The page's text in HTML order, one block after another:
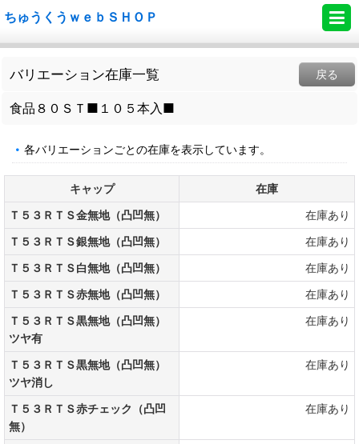
ちゅうくうｗｅｂＳＨＯＰ
バリエーション在庫一覧 戻る
食品８０ＳＴ■１０５本入■
各バリエーションごとの在庫を表示しています。
キャップ
在庫
Ｔ５３ＲＴＳ金無地（凸凹無）
在庫あり
Ｔ５３ＲＴＳ銀無地（凸凹無）
在庫あり
Ｔ５３ＲＴＳ白無地（凸凹無）
在庫あり
Ｔ５３ＲＴＳ赤無地（凸凹無）
在庫あり
Ｔ５３ＲＴＳ黒無地（凸凹無）
ツヤ有
在庫あり
Ｔ５３ＲＴＳ黒無地（凸凹無）
ツヤ消し
在庫あり
Ｔ５３ＲＴＳ赤チェック（凸凹
無）
在庫あり